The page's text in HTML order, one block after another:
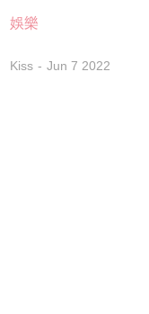
娛樂
Kiss Jun 7 2022